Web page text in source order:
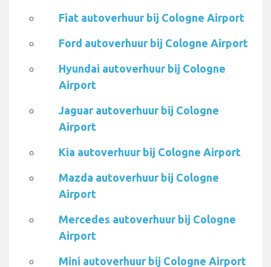
Fiat autoverhuur bij Cologne Airport
Ford autoverhuur bij Cologne Airport
Hyundai autoverhuur bij Cologne
Airport
Jaguar autoverhuur bij Cologne
Airport
Kia autoverhuur bij Cologne Airport
Mazda autoverhuur bij Cologne
Airport
Mercedes autoverhuur bij Cologne
Airport
Mini autoverhuur bij Cologne Airport